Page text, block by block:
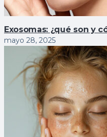
Exosomas: ¿qué son y
mayo 28, 2025